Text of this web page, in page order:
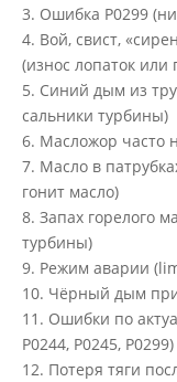
3. Ошибка P0299
4. Вой, свист,
(износ лопаток
5. Синий дым из
сальники турбины)
6. Масложор часто
7. Масло в
гонит масло)
8. Запах горелого
турбины)
9. Режим аварии
10. Чёрный дым при
11. Ошибки по
P0244, P0245, P0299)
12. Потеря тяги